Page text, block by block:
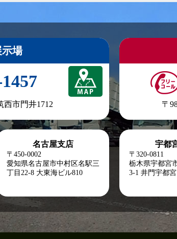
場
西市門井1712 〒
名古屋支店
〒450-0002
愛知県名古屋市中村区名駅三
丁目22-8 大東海ビル810
宇都
〒320-0811
栃木県宇都宮
3-1 井門宇都